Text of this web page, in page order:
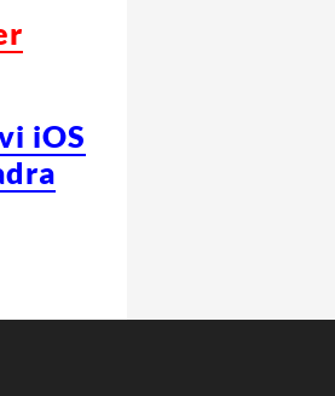
iOS